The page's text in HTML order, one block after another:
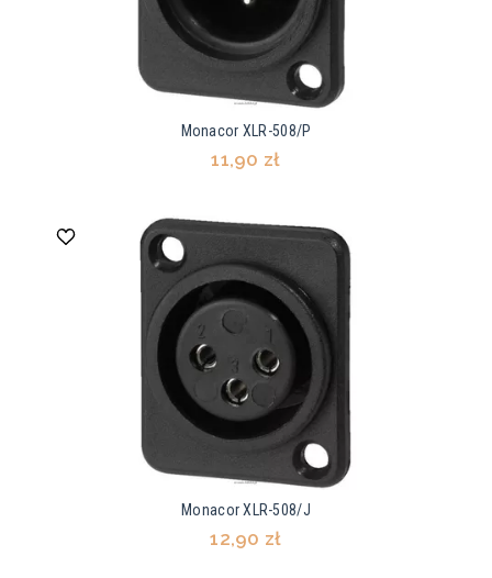
Monacor XLR-508/P
11,90 zł
Monacor XLR-508/J
12,90 zł